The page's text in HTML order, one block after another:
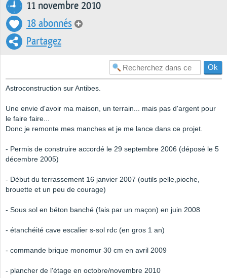
11 novembre 2010
18 abonnés
Partagez
Astroconstruction sur Antibes.
Une envie d'avoir ma maison, un terrain... mais pas d'argent pour
le faire faire...
Donc je remonte mes manches et je me lance dans ce projet.
- Permis de construire accordé le 29 septembre 2006 (déposé le 5
décembre 2005)
- Début du terrassement 16 janvier 2007 (outils pelle,pioche,
brouette et un peu de courage)
- Sous sol en béton banché (fais par un maçon) en juin 2008
- étanchéité cave escalier s-sol rdc (en gros 1 an)
- commande brique monomur 30 cm en avril 2009
- plancher de l'étage en octobre/novembre 2010